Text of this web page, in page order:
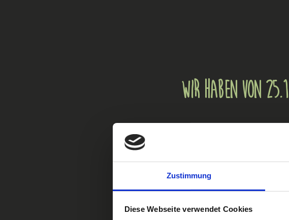
Zustimmung
Diese Webseite verwendet Cookies
Wir haben von
Wir wünschen Euch frohe